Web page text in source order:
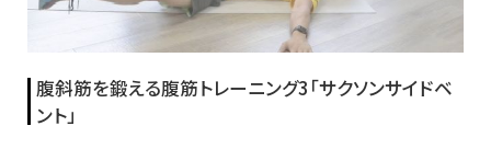
腹斜筋を鍛える腹筋トレーニング3「サクソンサイドベ
ント」